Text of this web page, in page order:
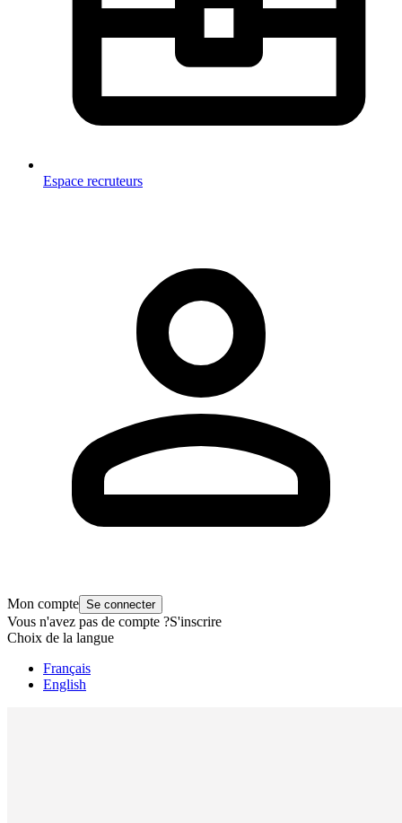
Espace recruteurs
Mon compte Se connecter
Vous n'avez pas de compte ?S'inscrire
Choix de la langue
Français
English